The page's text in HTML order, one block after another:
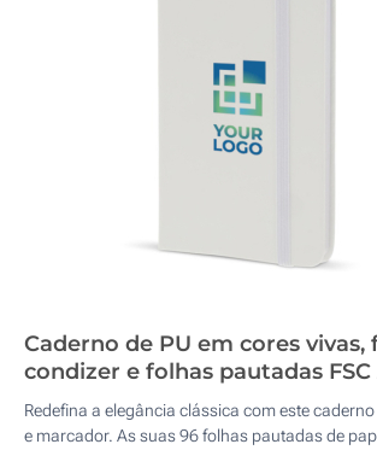
Caderno de PU em cores vivas,
condizer e folhas pautadas FSC
Redefina a elegância clássica com este
e marcador. As suas 96 folhas pautadas de